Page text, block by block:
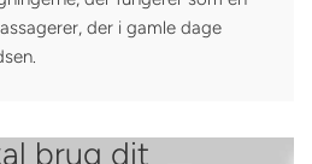
der i gamle dage
brug dit